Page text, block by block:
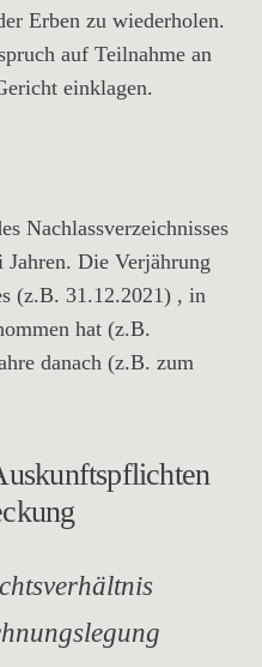
Erben zu wiederholen.
auf Teilnahme an
einklagen.
Nachlassverzeichnisses
Die Verjährung
(z.B. 31.12.2021) , in
hat (z.B.
danach (z.B. zum